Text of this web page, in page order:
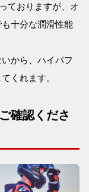
ておりますが、オ
十分な潤滑性能
から、ハイパフ
くれます。
確認くださ